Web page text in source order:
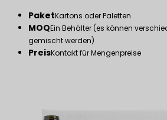
PaketKartons oder Paletten
MOQEin Behälter (es können
gemischt werden)
PreisKontakt für Mengenpreise